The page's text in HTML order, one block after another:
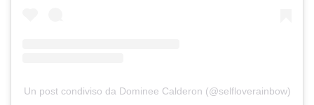
Un post condiviso da Dominee Calderon (@selfloverainbow)